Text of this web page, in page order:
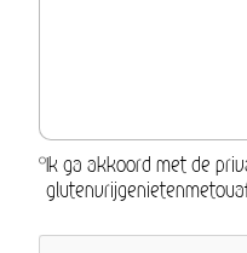
Ik ga akkoord met de